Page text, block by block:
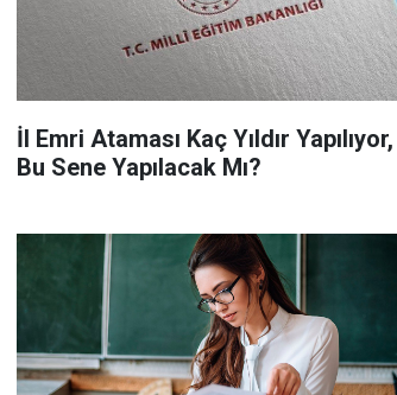
İl Emri Ataması Kaç Yıldır Yapılıyor,
Bu Sene Yapılacak Mı?